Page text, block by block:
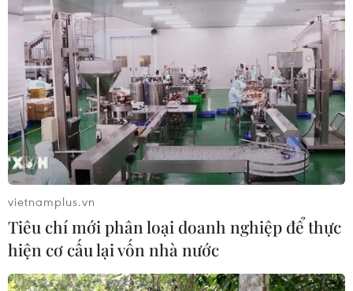
vietnamplus.vn
Tiêu chí mới phân loại doanh nghiệp để thực
hiện cơ cấu lại vốn nhà nước